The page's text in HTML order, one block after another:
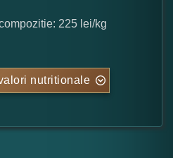
225 lei/kg
nutritionale